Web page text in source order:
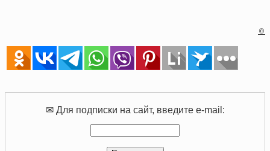
©
✉ Для подписки на сайт, введите e-mail: